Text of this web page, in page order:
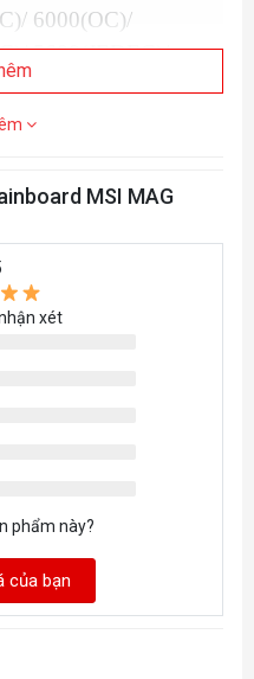
6000(OC)/
5600(JEDEC)/
5200(JEDEC)/
4800(JEDEC)
9000 Series
max. overclocking
1R Max speed up to
s
s
AMD POR Speed
Speed
MSI MAG
xét
phẩm này?
của bạn